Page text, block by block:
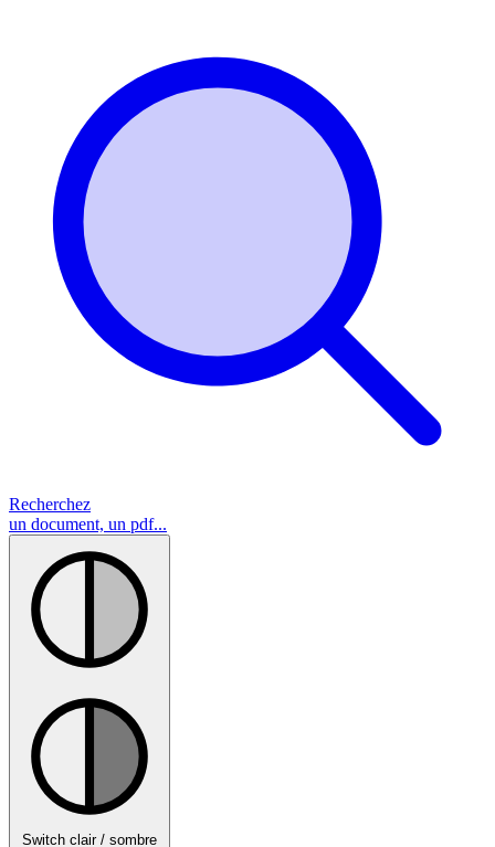
Recherchez
un document, un pdf...
Switch clair / sombre